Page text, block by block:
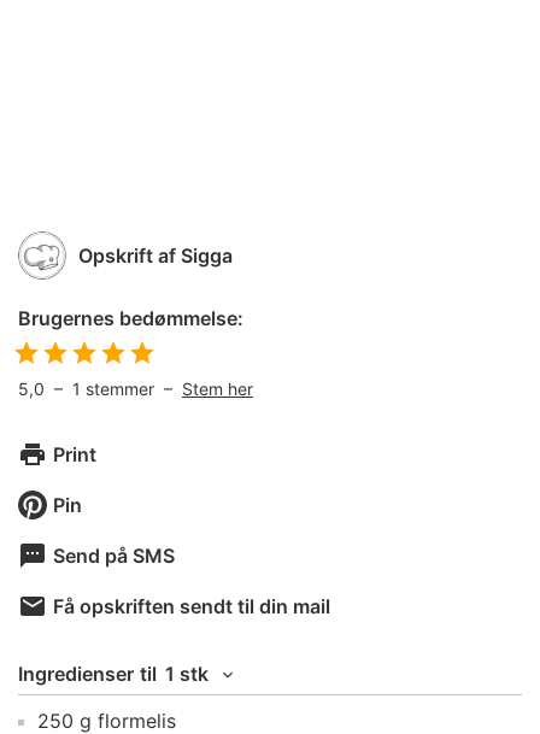
Opskrift af Sigga
Brugernes bedømmelse:
5,0 – 1 stemmer – Stem her
Print
Pin
Send på SMS
Få opskriften sendt til din mail
Ingredienser til 1 stk
250 g flormelis